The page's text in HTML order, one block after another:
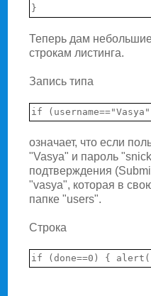
Теперь дам
строкам листинга.
Запись типа
означает, что если
"Vasya" и пароль
подтверждения
"vasya", которая в
папке "users".
Строка